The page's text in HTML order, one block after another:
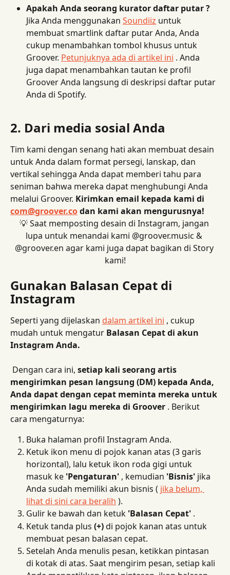
Apakah Anda seorang kurator daftar putar ?
Jika Anda menggunakan Soundiiz untuk
membuat smartlink daftar putar Anda, Anda
cukup menambahkan tombol khusus untuk
Groover. Petunjuknya ada di artikel ini . Anda
juga dapat menambahkan tautan ke profil
Groover Anda langsung di deskripsi daftar putar
Anda di Spotify.
2. Dari media sosial Anda
Tim kami dengan senang hati akan membuat desain
untuk Anda dalam format persegi, lanskap, dan
vertikal sehingga Anda dapat memberi tahu para
seniman bahwa mereka dapat menghubungi Anda
melalui Groover. Kirimkan email kepada kami di
com@groover.co dan kami akan mengurusnya!
💡 Saat memposting desain di Instagram, jangan
lupa untuk menandai kami @groover.music &
@groover.en agar kami juga dapat bagikan di Story
kami!
Gunakan Balasan Cepat di
Instagram
Seperti yang dijelaskan dalam artikel ini , cukup
mudah untuk mengatur Balasan Cepat di akun
Instagram Anda.
Dengan cara ini, setiap kali seorang artis
mengirimkan pesan langsung (DM) kepada Anda,
Anda dapat dengan cepat meminta mereka untuk
mengirimkan lagu mereka di Groover . Berikut
cara mengaturnya:
Buka halaman profil Instagram Anda.
Ketuk ikon menu di pojok kanan atas (3 garis
horizontal), lalu ketuk ikon roda gigi untuk
masuk ke 'Pengaturan' , kemudian 'Bisnis' jika
Anda sudah memiliki akun bisnis ( jika belum,
lihat di sini cara beralih ).
Gulir ke bawah dan ketuk 'Balasan Cepat' .
Ketuk tanda plus (+) di pojok kanan atas untuk
membuat pesan balasan cepat.
Setelah Anda menulis pesan, ketikkan pintasan
di kotak di atas. Saat mengirim pesan, setiap kali